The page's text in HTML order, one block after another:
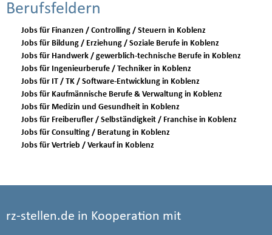
Berufsfeldern
Jobs für Finanzen / Controlling / Steuern in Koblenz
Jobs für Bildung / Erziehung / Soziale Berufe in Koblenz
Jobs für Handwerk / gewerblich-technische Berufe in Koblenz
Jobs für Ingenieurberufe / Techniker in Koblenz
Jobs für IT / TK / Software-Entwicklung in Koblenz
Jobs für Kaufmännische Berufe & Verwaltung in Koblenz
Jobs für Medizin und Gesundheit in Koblenz
Jobs für Freiberufler / Selbständigkeit / Franchise in Koblenz
Jobs für Consulting / Beratung in Koblenz
Jobs für Vertrieb / Verkauf in Koblenz
rz-stellen.de in Kooperation mit